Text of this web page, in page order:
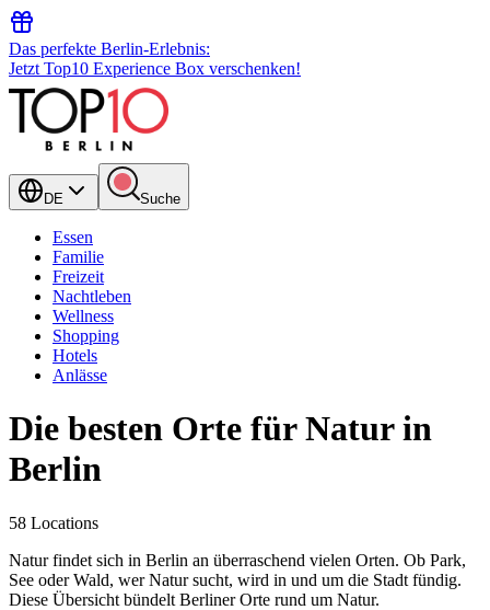
Das perfekte Berlin-Erlebnis:
Jetzt Top10 Experience Box verschenken!
DE Suche
Essen
Familie
Freizeit
Nachtleben
Wellness
Shopping
Hotels
Anlässe
Die besten Orte für Natur in
Berlin
58 Locations
Natur findet sich in Berlin an überraschend vielen Orten. Ob Park,
See oder Wald, wer Natur sucht, wird in und um die Stadt fündig.
Diese Übersicht bündelt Berliner Orte rund um Natur.